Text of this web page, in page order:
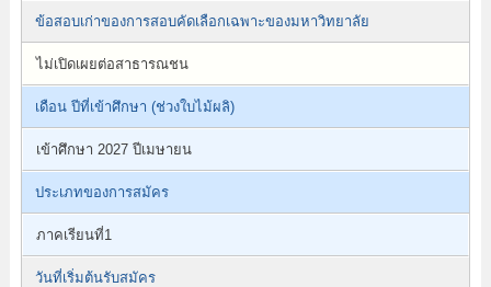
ข้อสอบเก่าของการสอบคัดเลือกเฉพาะของมหาวิทยาลัย
ไม่เปิดเผยต่อสาธารณชน
เดือน ปีที่เข้าศึกษา (ช่วงใบไม้ผลิ)
เข้าศึกษา 2027 ปีเมษายน
ประเภทของการสมัคร
ภาคเรียนที่1
วันที่เริ่มต้นรับสมัคร